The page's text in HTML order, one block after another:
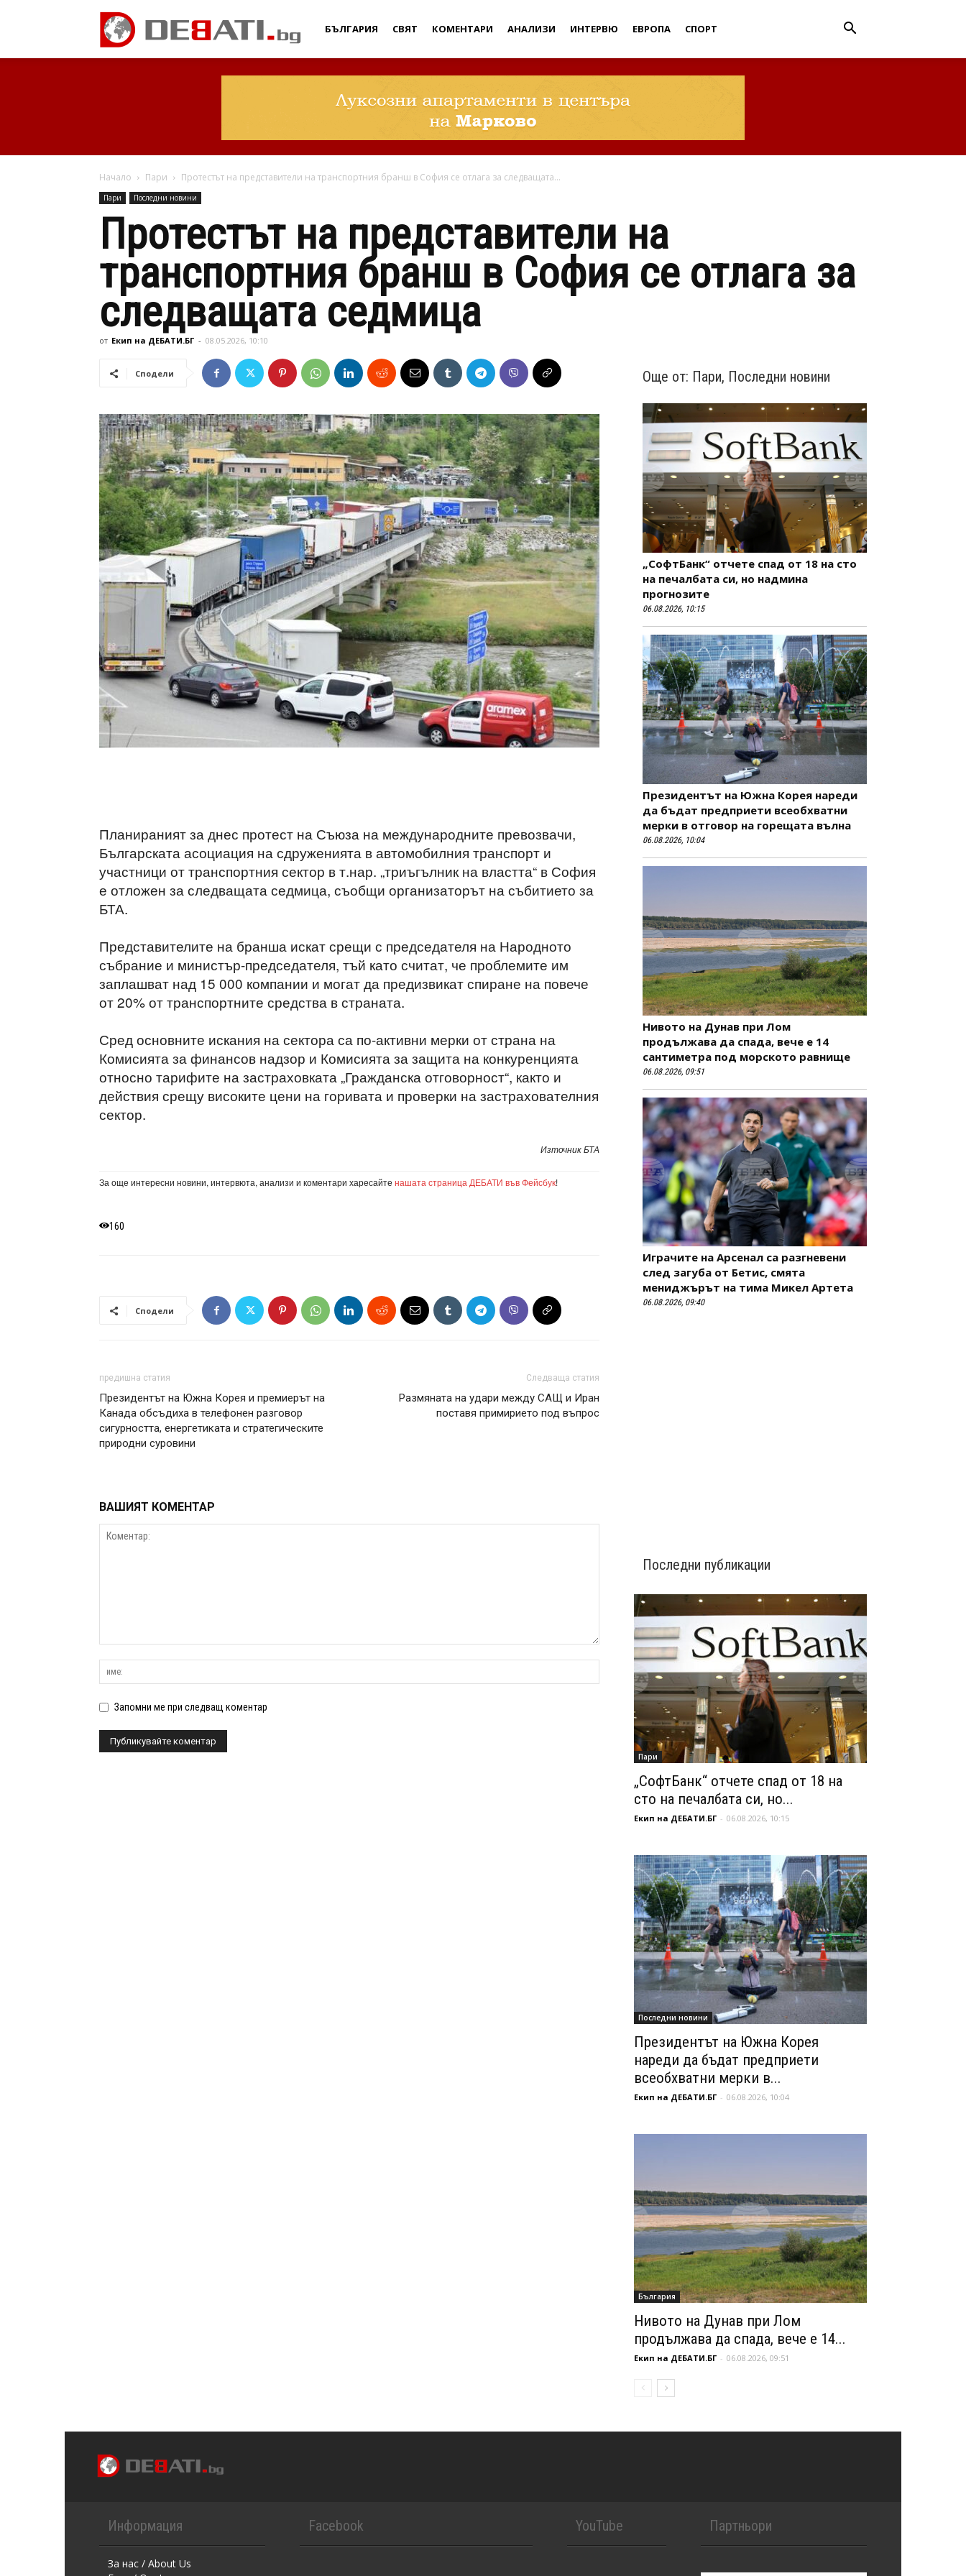
Дебати
БЪЛГАРИЯ СВЯТ КОМЕНТАРИ АНАЛИЗИ ИНТЕРВЮ ЕВРОПА СПОРТ
Начало Пари Протестът на представители на транспортния бранш в София се отлага за следващата...
Пари Последни новини
Протестът на представители на
транспортния бранш в София се отлага за
следващата седмица
от Екип на ДЕБАТИ.БГ - 08.05.2026, 10:10
Сподели
Планираният за днес протест на Съюза на международните превозвачи,
Българската асоциация на сдруженията в автомобилния транспорт и
участници от транспортния сектор в т.нар. „триъгълник на властта“ в София
е отложен за следващата седмица, съобщи организаторът на събитието за
БТА.
Представителите на бранша искат срещи с председателя на Народното
събрание и министър-председателя, тъй като считат, че проблемите им
заплашват над 15 000 компании и могат да предизвикат спиране на повече
от 20% от транспортните средства в страната.
Сред основните искания на сектора са по-активни мерки от страна на
Комисията за финансов надзор и Комисията за защита на конкуренцията
относно тарифите на застраховката „Гражданска отговорност“, както и
действия срещу високите цени на горивата и проверки на застрахователния
сектор.
Източник БТА
За още интересни новини, интервюта, анализи и коментари харесайте нашата страница ДЕБАТИ във Фейсбук!
160
Сподели
предишна статия
Президентът на Южна Корея и премиерът на
Канада обсъдиха в телефонен разговор
сигурността, енергетиката и стратегическите
природни суровини
Следваща статия
Размяната на удари между САЩ и Иран
поставя примирието под въпрос
ВАШИЯТ КОМЕНТАР
Запомни ме при следващ коментар
Още от: Пари, Последни новини
„СофтБанк“ отчете спад от 18 на сто
на печалбата си, но надмина
прогнозите
06.08.2026, 10:15
Президентът на Южна Корея нареди
да бъдат предприети всеобхватни
мерки в отговор на горещата вълна
06.08.2026, 10:04
Нивото на Дунав при Лом
продължава да спада, вече е 14
сантиметра под морското равнище
06.08.2026, 09:51
Играчите на Арсенал са разгневени
след загуба от Бетис, смята
мениджърът на тима Микел Артета
06.08.2026, 09:40
Последни публикации
Пари
„СофтБанк“ отчете спад от 18 на
сто на печалбата си, но...
Екип на ДЕБАТИ.БГ - 06.08.2026, 10:15
Последни новини
Президентът на Южна Корея
нареди да бъдат предприети
всеобхватни мерки в...
Екип на ДЕБАТИ.БГ - 06.08.2026, 10:04
България
Нивото на Дунав при Лом
продължава да спада, вече е 14...
Екип на ДЕБАТИ.БГ - 06.08.2026, 09:51
Информация
За нас / About Us
Facebook YouTube Партньори